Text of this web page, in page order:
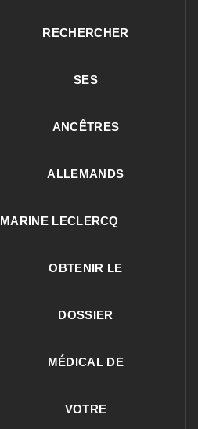
RECHERCHER
SES
ANCÊTRES
ALLEMANDS
MARINE LECLERCQ
OBTENIR LE
DOSSIER
MÉDICAL DE
VOTRE